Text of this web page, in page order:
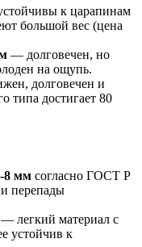
к царапинам
большой вес (цена
— долговечен, но
на ощупь.
долговечен и
типа достигает 80
8 мм согласно ГОСТ Р
перепады
— легкий материал с
устойчив к